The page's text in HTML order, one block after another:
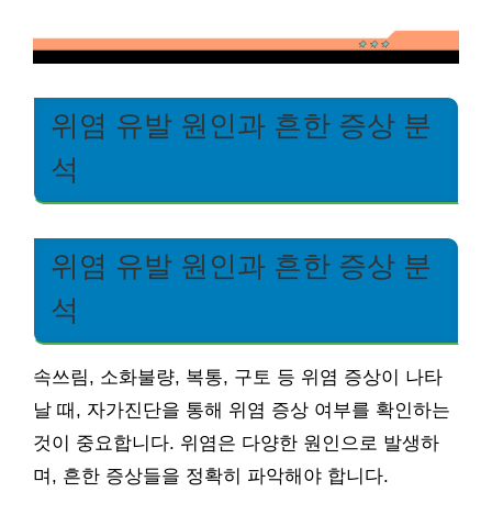
위염 유발 원인과 흔한 증상 분
석
위염 유발 원인과 흔한 증상 분
석
속쓰림, 소화불량, 복통, 구토 등 위염 증상이 나타
날 때, 자가진단을 통해 위염 증상 여부를 확인하는
것이 중요합니다. 위염은 다양한 원인으로 발생하
며, 흔한 증상들을 정확히 파악해야 합니다.